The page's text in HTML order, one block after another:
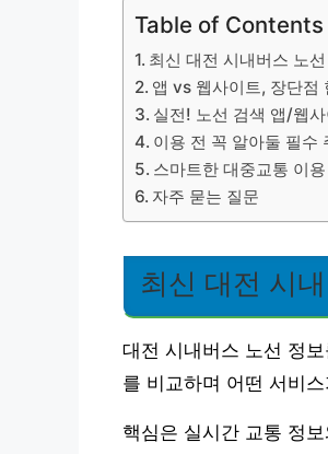
Table of Contents
최신 대전 시내버스 노
앱 vs 웹사이트, 장단점
실전! 노선 검색 앱/웹
이용 전 꼭 알아둘 필수
스마트한 대중교통 이
자주 묻는 질문
최신 대전 시
대전 시내버스 노선 정
를 비교하며 어떤 서비
핵심은 실시간 교통 정